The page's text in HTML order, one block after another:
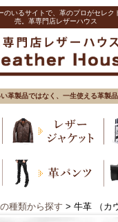
のいるサイトで、革のプロがセレク
売。革専門店レザーハウス
革製品ではなく、一生使える革製
種類から探す > 牛革 （カ